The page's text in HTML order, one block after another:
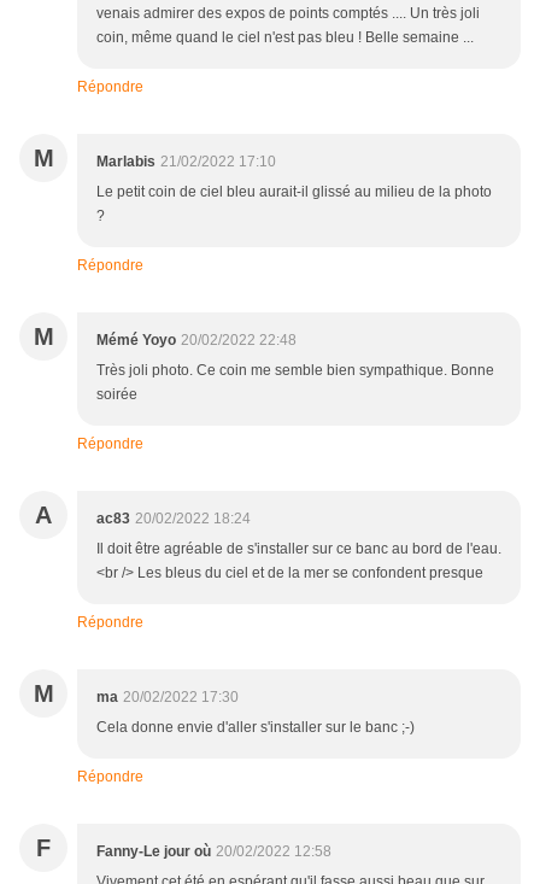
venais admirer des expos de points comptés .... Un très joli
coin, même quand le ciel n'est pas bleu ! Belle semaine ...
Répondre
M Marlabis 21/02/2022 17:10
Le petit coin de ciel bleu aurait-il glissé au milieu de la photo
?
Répondre
M Mémé Yoyo 20/02/2022 22:48
Très joli photo. Ce coin me semble bien sympathique. Bonne
soirée
Répondre
A ac83 20/02/2022 18:24
Il doit être agréable de s'installer sur ce banc au bord de l'eau.
<br /> Les bleus du ciel et de la mer se confondent presque
Répondre
M ma 20/02/2022 17:30
Cela donne envie d'aller s'installer sur le banc ;-)
Répondre
F Fanny-Le jour où 20/02/2022 12:58